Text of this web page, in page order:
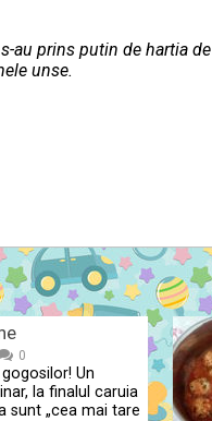
au prins putin de hartia de
unse.
0
Un
la finalul caruia
sunt „cea mai tare